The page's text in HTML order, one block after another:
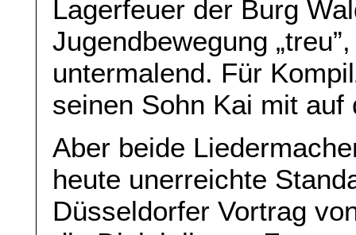
Lagerfeuer der Burg
Jugendbewegung
untermalend. Für
seinen Sohn Kai mit auf
Aber beide
heute unerreichte
Düsseldorfer Vortrag